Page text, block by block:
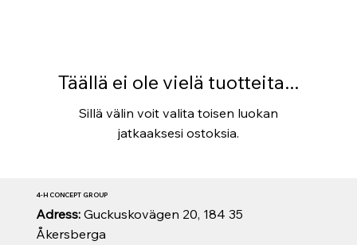
Täällä ei ole vielä tuotteita...
Sillä välin voit valita toisen luokan
jatkaaksesi ostoksia.
Adress: Guckuskovägen 20, 184 35
Åkersberga
4-H CONCEPT GROUP